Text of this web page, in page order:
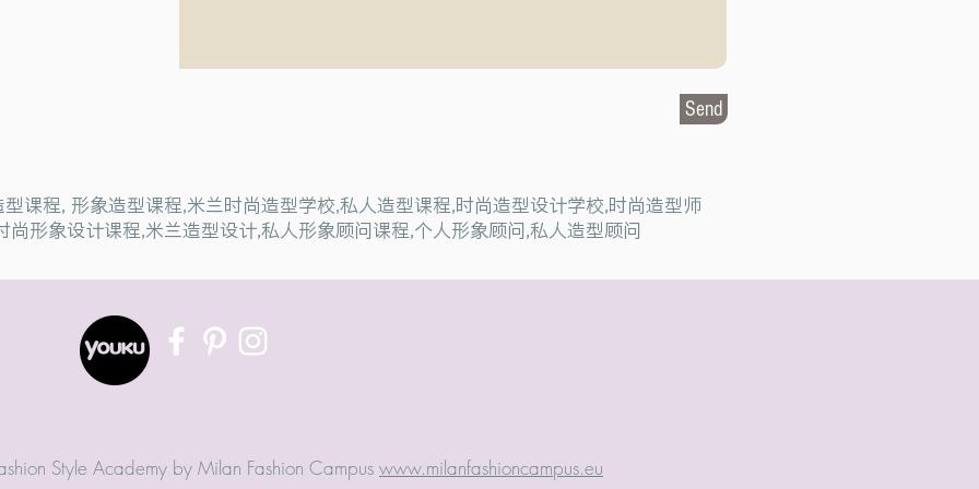
Send
课程, 形象造型课程,米兰时尚造型学校,私人造型课程,时尚造型设计学校,时尚造型师
尚形象设计课程,米兰造型设计,私人形象顾问课程,个人形象顾问,私人造型顾问
Style Academy by Milan Fashion Campus www.milanfashioncampus.eu